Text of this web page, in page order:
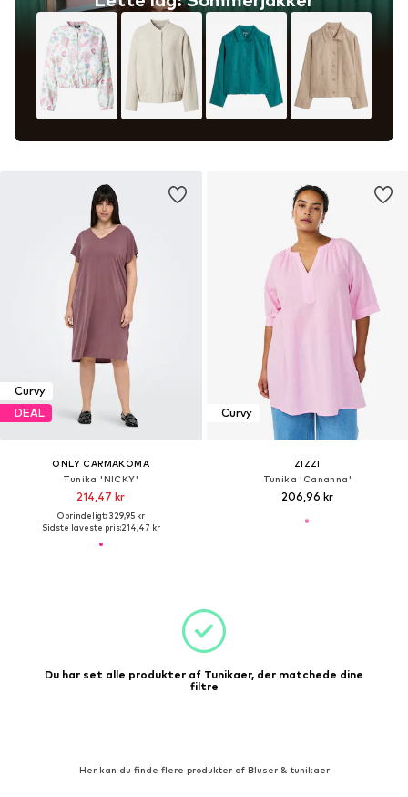
Curvy
DEAL
ONLY CARMAKOMA
Tunika 'NICKY'
214,47 kr
Oprindeligt: 329,95 kr
Sidste laveste pris:214,47 kr
Curvy
ZIZZI
Tunika 'Cananna'
206,96 kr
Du har set alle produkter af Tunikaer, der matchede dine
filtre
Her kan du finde flere produkter af Bluser & tunikaer